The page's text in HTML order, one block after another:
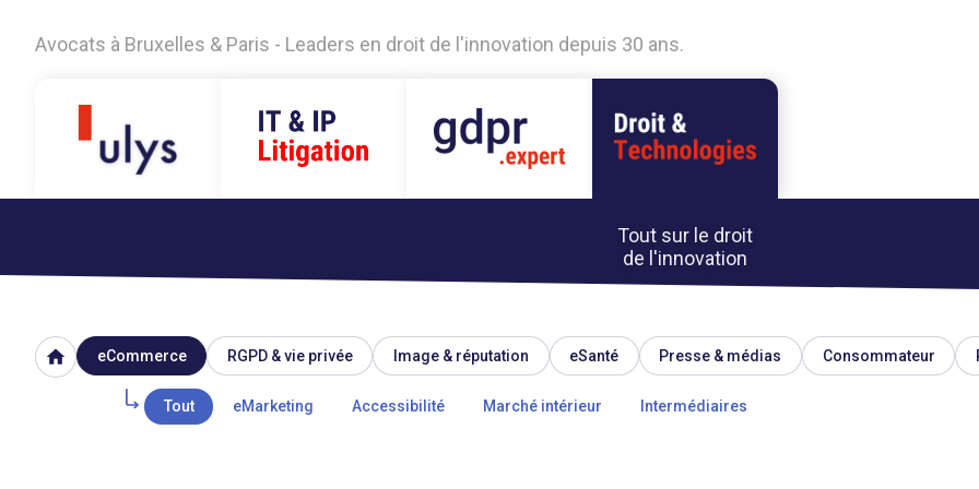
Avocats à Bruxelles & Paris - Leaders en droit de l'innovation depuis 30 ans.
Tout sur le droit
de l'innovation
home eCommerce RGPD & vie privée Image & réputation eSanté Presse & médias Consommateur
Tout eMarketing Accessibilité Marché intérieur Intermédiaires